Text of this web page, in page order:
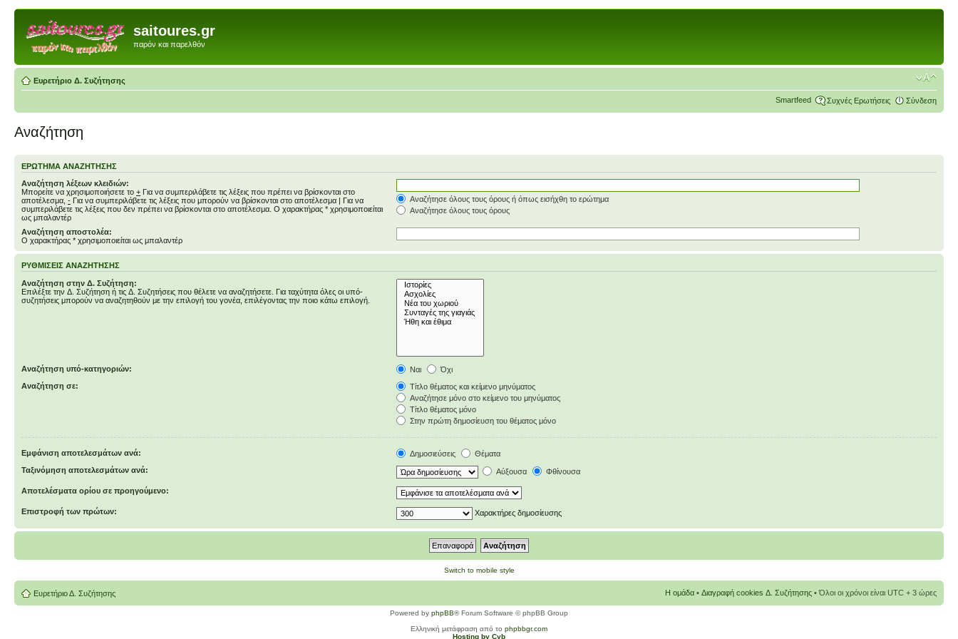
saitoures.gr
παρόν και παρελθόν
Ευρετήριο Δ. Συζήτησης
Smartfeed Συχνές Ερωτήσεις Σύνδεση
Αναζήτηση
ΕΡΏΤΗΜΑ ΑΝΑΖΉΤΗΣΗΣ
Αναζήτηση λέξεων κλειδιών:
Μπορείτε να χρησιμοποιήσετε το + Για να συμπεριλάβετε τις λέξεις που πρέπει να βρίσκονται στο
αποτέλεσμα, - Για να συμπεριλάβετε τις λέξεις που μπορούν να βρίσκονται στο αποτέλεσμα | Για να
συμπεριλάβετε τις λέξεις που δεν πρέπει να βρίσκονται στο αποτέλεσμα. Ο χαρακτήρας * χρησιμοποιείται
ως μπαλαντέρ
Αναζήτησε όλους τους όρους ή όπως εισήχθη το ερώτημα
Αναζήτησε όλους τους όρους
Αναζήτηση αποστολέα:
Ο χαρακτήρας * χρησιμοποιείται ως μπαλαντέρ
ΡΥΘΜΊΣΕΙΣ ΑΝΑΖΉΤΗΣΗΣ
Αναζήτηση στην Δ. Συζήτηση:
Επιλέξτε την Δ. Συζήτηση ή τις Δ. Συζητήσεις που θέλετε να αναζητήσετε. Για ταχύτητα όλες οι υπό-
συζητήσεις μπορούν να αναζητηθούν με την επιλογή του γονέα, επιλέγοντας την ποιο κάτω επιλογή.
Αναζήτηση υπό-κατηγοριών: Ναι
Όχι
Αναζήτηση σε:
Τίτλο θέματος και κείμενο μηνύματος
Αναζήτησε μόνο στο κείμενο του μηνύματος
Τίτλο θέματος μόνο
Στην πρώτη δημοσίευση του θέματος μόνο
Εμφάνιση αποτελεσμάτων ανά: Δημοσιεύσεις
Θέματα
Ταξινόμηση αποτελεσμάτων ανά:
Αύξουσα Φθίνουσα
Αποτελέσματα ορίου σε προηγούμενο:
Επιστροφή των πρώτων: Χαρακτήρες δημοσίευσης
Switch to mobile style
Ευρετήριο Δ. Συζήτησης Η ομάδα • Διαγραφή cookies Δ. Συζήτησης • Όλοι οι χρόνοι είναι UTC + 3 ώρες
Powered by phpBB® Forum Software © phpBB Group
Ελληνική μετάφραση από το phpbbgr.com
Hosting by Cyb